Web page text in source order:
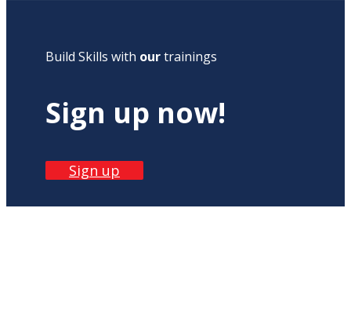
Build Skills with ourtrainings
Sign up now!
Sign up